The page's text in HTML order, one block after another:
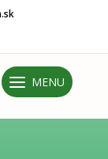
MENU